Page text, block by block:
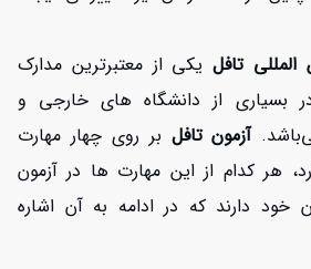
تافلیکی از معتبرترین مدارک
بسیاری از دانشگاه های خارجی و
آزمون تافل بر روی چهار مهارت
هر کدام از این مهارت ها در آزمون
خود دارند که در ادامه به آن اشاره